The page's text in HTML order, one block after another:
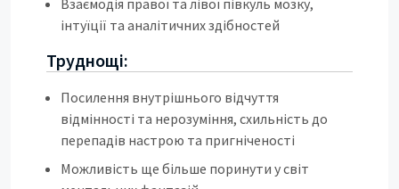
Взаємодія правої та лівої півкуль мозку,
інтуїції та аналітичних здібностей
Труднощі:
Посилення внутрішнього відчуття
відмінності та нерозуміння, схильність до
перепадів настрою та пригніченості
Можливість ще більше поринути у світ